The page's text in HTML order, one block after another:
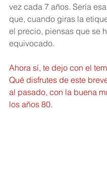
vez cada 7 años. Sería
que, cuando giras la
el precio, piensas que se
equivocado.
Ahora sí, te dejo con el
Qué disfrutes de este
al pasado, con la buena
los años 80.